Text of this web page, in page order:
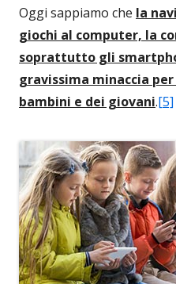
Oggi sappiamo che la
giochi al computer, la
soprattutto gli
gravissima minaccia
bambini e dei giovani.[5]